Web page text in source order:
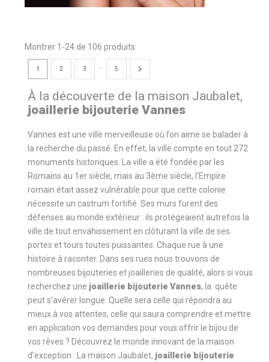
Montrer 1-24 de 106 produits
1 2 3 5
À la découverte de la maison Jaubalet,
joaillerie bijouterie Vannes
Vannes est une ville merveilleuse où l’on aime se balader à
la recherche du passé. En effet, la ville compte en tout 272
monuments historiques. La ville a été fondée par les
Romains au 1er siècle, mais au 3ème siècle, l'Empire
romain était assez vulnérable pour que cette colonie
nécessite un castrum fortifié. Ses murs furent des
défenses au monde extérieur : ils protégeaient autrefois la
ville de tout envahissement en clôturant la ville de ses
portes et tours toutes puissantes. Chaque rue à une
histoire à raconter. Dans ses rues nous trouvons de
nombreuses bijouteries et joailleries de qualité, alors si vous
recherchez une joaillerie bijouterie Vannes, la quête
peut s’avérer longue. Quelle sera celle qui répondra au
mieux à vos attentes, celle qui saura comprendre et mettre
en application vos demandes pour vous offrir le bijou de
vos rêves ? Découvrez le monde innovant de la maison
d’exception : La maison Jaubalet, joaillerie bijouterie